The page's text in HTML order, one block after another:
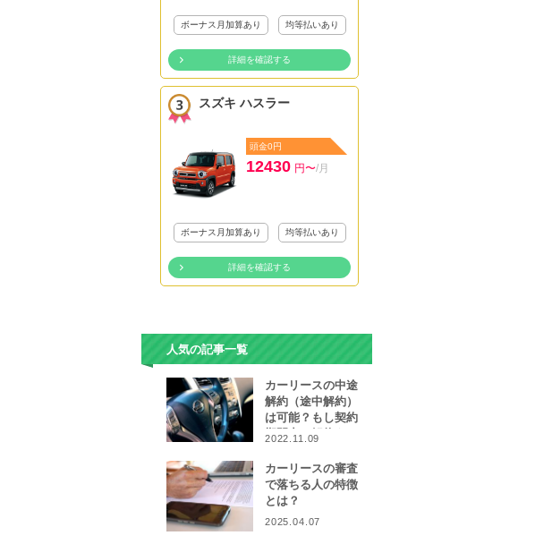
ボーナス月加算あり 均等払いあり
詳細を確認する
スズキ ハスラー
頭金0円
12430 円〜/月
ボーナス月加算あり 均等払いあり
詳細を確認する
人気の記事一覧
カーリースの中途
解約（途中解約）
は可能？もし契約
期間中に解約をし
なったら…
2022.11.09
カーリースの審査
で落ちる人の特徴
とは？
2025.04.07